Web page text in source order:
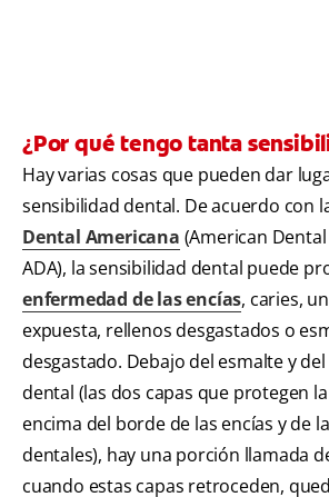
¿Por qué tengo tanta
Hay varias cosas que pueden dar
sensibilidad dental. De acuerdo con
Dental Americana (American
ADA), la sensibilidad dental puede
enfermedad de las encías, caries,
expuesta, rellenos desgastados o
desgastado. Debajo del esmalte y
dental (las dos capas que protegen
encima del borde de las encías y de
dentales), hay una porción llamada
cuando estas capas retroceden,